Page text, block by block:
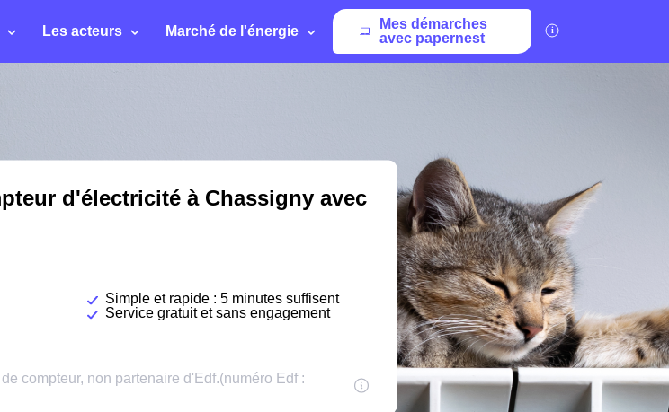
Les acteurs Marché de l'énergie
Mes démarches
avec papernest